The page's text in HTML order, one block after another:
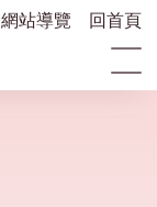
網站導覽 回首頁